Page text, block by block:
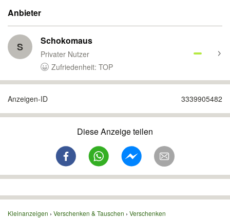
Anbieter
S Schokomaus
Privater Nutzer
Zufriedenheit: TOP
Anzeigen-ID 3339905482
Diese Anzeige teilen
Kleinanzeigen Verschenken & Tauschen Verschenken